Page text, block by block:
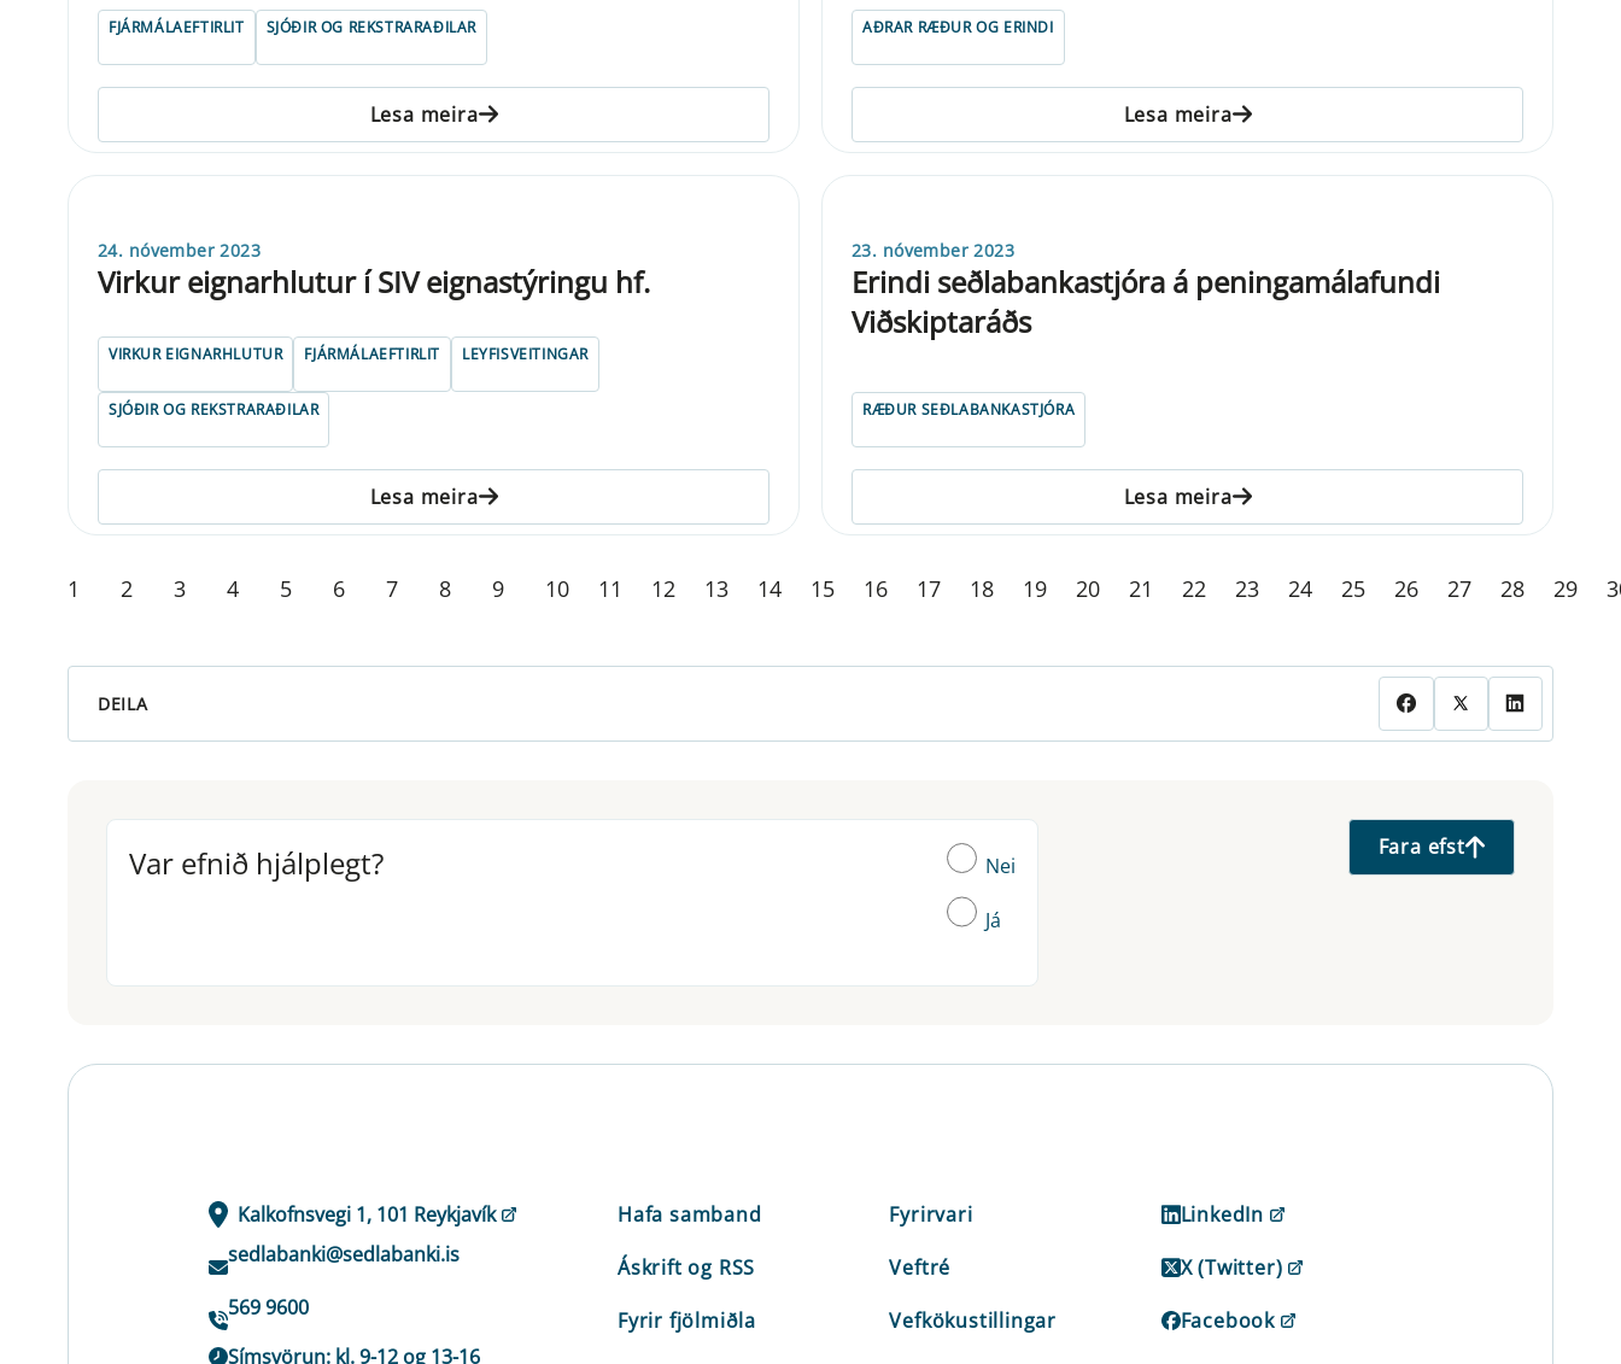
FJÁRMÁLAEFTIRLIT SJÓÐIR OG REKSTRARAÐILAR
Lesa meira
AÐRAR RÆÐUR OG ERINDI
Lesa meira
24. nóvember 2023
Virkur eignarhlutur í SIV eignastýringu hf.
VIRKUR EIGNARHLUTUR FJÁRMÁLAEFTIRLIT LEYFISVEITINGAR
SJÓÐIR OG REKSTRARAÐILAR
Lesa meira
23. nóvember 2023
Erindi seðlabankastjóra á peningamálafundi
Viðskiptaráðs
RÆÐUR SEÐLABANKASTJÓRA
Lesa meira
1 2 3 4 5 6 7 8 9 10 11 12 13 14 15 16 17 18 19 20 21 22 23 24 25 26 27 28 29
DEILA
Var efnið hjálplegt?
Var efnið hjálplegt? Nei
Já
Fara efst
Kalkofnsvegi 1, 101 Reykjavík
sedlabanki@sedlabanki.is
569 9600
Símsvörun: kl. 9-12 og 13-16
Hafa samband
Áskrift og RSS
Fyrir fjölmiðla
Fyrirvari
Veftré
Vefkökustillingar
LinkedIn
X (Twitter)
Facebook